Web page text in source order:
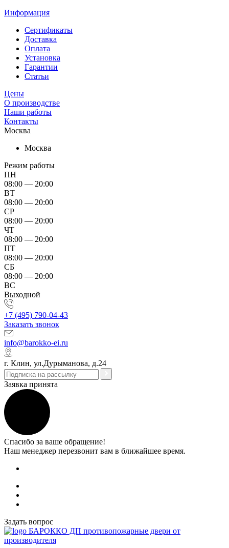
Информация
Сертификаты
Доставка
Оплата
Установка
Гарантии
Статьи
Цены
О производстве
Наши работы
Контакты
Москва
Москва
Режим работы
ПН
08:00 — 20:00
ВТ
08:00 — 20:00
СР
08:00 — 20:00
ЧТ
08:00 — 20:00
ПТ
08:00 — 20:00
СБ
08:00 — 20:00
ВС
Выходной
+7 (495) 790-04-43
Заказать звонок
info@barokko-ei.ru
г. Клин, ул.Дурыманова, д.24
Заявка принята
Спасибо за ваше обращение!
Наш менеджер перезвонит вам в ближайшее время.
Задать вопрос
БАРОККО ДП противопожарные двери от
производителя